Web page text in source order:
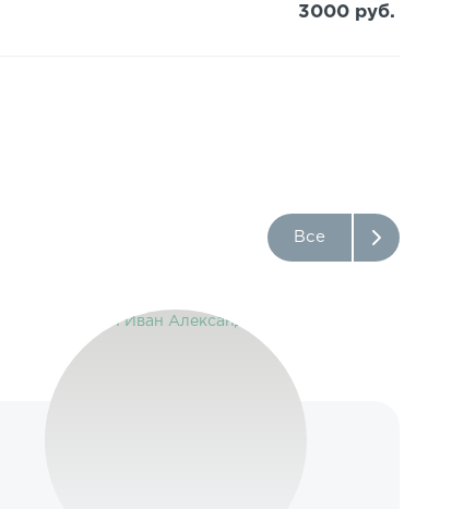
3000 руб.
Все